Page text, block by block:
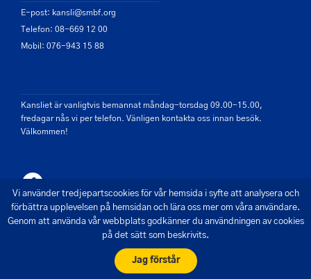
E-post: kansli@smbf.org
Telefon: 08-669 12 00
Mobil: 076-943 15 88
Kansliet är vanligtvis bemannat måndag-torsdag 09.00-15.00,
fredagar nås vi per telefon. Vänligen kontakta oss innan besök.
Välkommen!
© 2026 - Saltsjön Mälarens Båtförbund
Skapad av Pigment webbyrå
Vi använder tredjepartscookies för vår hemsida i syfte att analysera och
förbättra upplevelsen på hemsidan och lära oss mer om våra användare.
Genom att använda vår webbplats godkänner du användningen av cookies
på det sätt som beskrivits.
Jag förstår